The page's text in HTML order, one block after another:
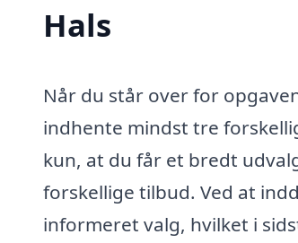
Hals
Når du står over for
indhente mindst tre
kun, at du får et bredt
forskellige tilbud. Ved at
informeret valg, hvilket i